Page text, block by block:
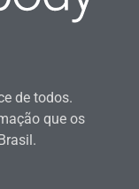
de todos.
que os